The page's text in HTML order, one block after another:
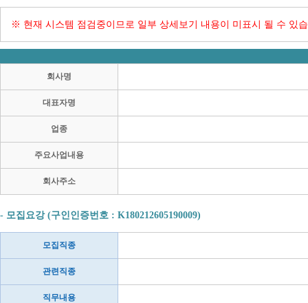
※ 현재 시스템 점검중이므로 일부 상세보기 내용이 미표시 될 수 있
회사명
대표자명
업종
주요사업내용
회사주소
- 모집요강 (구인인증번호 : K180212605190009)
모집직종
관련직종
직무내용